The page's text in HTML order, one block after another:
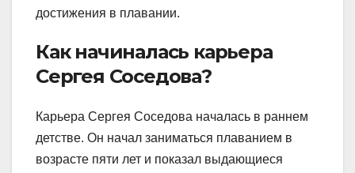
достижения в плавании.
Как начиналась карьера
Сергея Соседова?
Карьера Сергея Соседова началась в раннем
детстве. Он начал заниматься плаванием в
возрасте пяти лет и показал выдающиеся